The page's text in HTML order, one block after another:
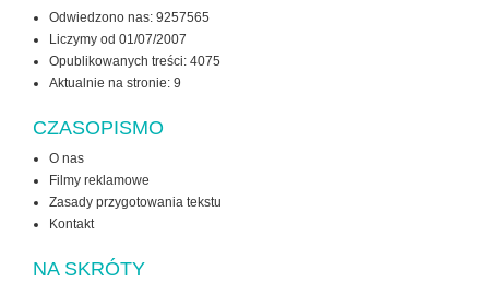
Odwiedzono nas: 9257565
Liczymy od 01/07/2007
Opublikowanych treści: 4075
Aktualnie na stronie: 9
CZASOPISMO
O nas
Filmy reklamowe
Zasady przygotowania tekstu
Kontakt
NA SKRÓTY